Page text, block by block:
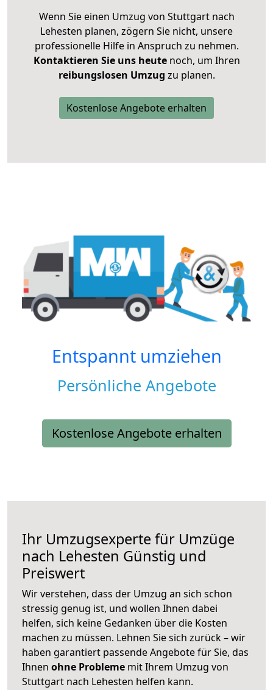
Wenn Sie einen Umzug von Stuttgart nach
Lehesten planen, zögern Sie nicht, unsere
professionelle Hilfe in Anspruch zu nehmen.
Kontaktieren Sie uns heutenoch, um Ihren
reibungslosen Umzug zu planen.
Kostenlose Angebote erhalten
Entspannt umziehen
Persönliche Angebote
Kostenlose Angebote erhalten
Ihr Umzugsexperte für Umzüge
nach Lehesten Günstig und
Preiswert
Wir verstehen, dass der Umzug an sich schon
stressig genug ist, und wollen Ihnen dabei
helfen, sich keine Gedanken über die Kosten
machen zu müssen. Lehnen Sie sich zurück – wir
haben garantiert passende Angebote für Sie, das
Ihnen ohne Probleme mit Ihrem Umzug von
Stuttgart nach Lehesten helfen kann.